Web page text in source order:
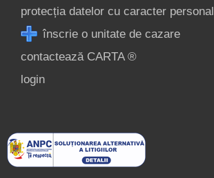
protecția datelor cu caracter personal
înscrie o unitate de cazare
contactează CARTA ®
login